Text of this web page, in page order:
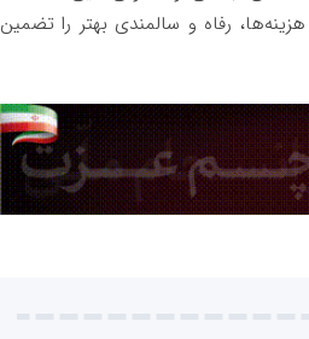
رفاه و سالمندی بهتر را تضمین